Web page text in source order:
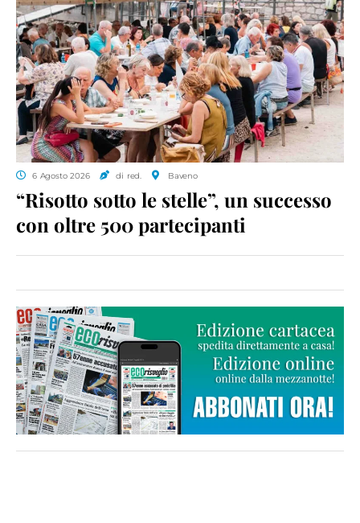
6 Agosto 2026 di red. Baveno
“Risotto sotto le stelle”, un successo
con oltre 500 partecipanti